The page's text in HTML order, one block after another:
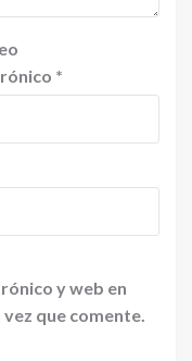
*
y web en
que comente.